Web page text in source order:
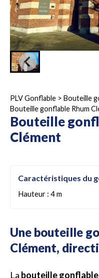
PLV Gonflable > Bouteille
Bouteille gonflable Rhum
Bouteille
Clément
Caractéristiques du
Hauteur : 4 m
Une bouteille
Clément,
La bouteille gonflable